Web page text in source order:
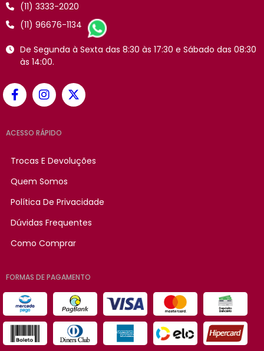
(11) 3333-2020
(11) 96676-1134
De Segunda à Sexta das 8:30 às 17:30 e Sábado das 08:30
às 14:00.
ACESSO RÁPIDO
Trocas E Devoluções
Quem Somos
Política De Privacidade
Dúvidas Frequentes
Como Comprar
FORMAS DE PAGAMENTO